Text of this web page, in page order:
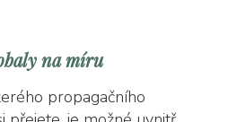
na míru
propagačního